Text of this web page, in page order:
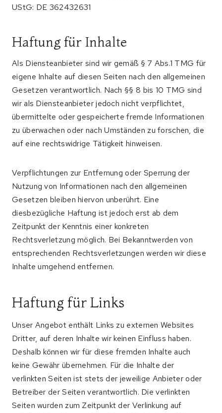
UStG: DE 362432631
Haftung für Inhalte
Als Diensteanbieter sind wir gemäß § 7 Abs.1 TMG für
eigene Inhalte auf diesen Seiten nach den allgemeinen
Gesetzen verantwortlich. Nach §§ 8 bis 10 TMG sind
wir als Diensteanbieter jedoch nicht verpflichtet,
übermittelte oder gespeicherte fremde Informationen
zu überwachen oder nach Umständen zu forschen, die
auf eine rechtswidrige Tätigkeit hinweisen.
Verpflichtungen zur Entfernung oder Sperrung der
Nutzung von Informationen nach den allgemeinen
Gesetzen bleiben hiervon unberührt. Eine
diesbezügliche Haftung ist jedoch erst ab dem
Zeitpunkt der Kenntnis einer konkreten
Rechtsverletzung möglich. Bei Bekanntwerden von
entsprechenden Rechtsverletzungen werden wir diese
Inhalte umgehend entfernen.
Haftung für Links
Unser Angebot enthält Links zu externen Websites
Dritter, auf deren Inhalte wir keinen Einfluss haben.
Deshalb können wir für diese fremden Inhalte auch
keine Gewähr übernehmen. Für die Inhalte der
verlinkten Seiten ist stets der jeweilige Anbieter oder
Betreiber der Seiten verantwortlich. Die verlinkten
Seiten wurden zum Zeitpunkt der Verlinkung auf